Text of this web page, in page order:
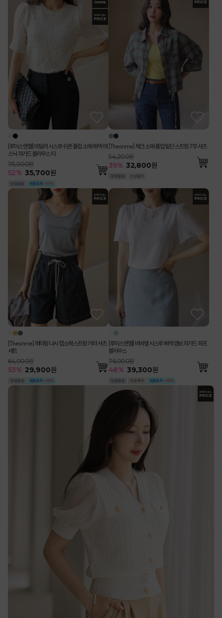
[루이스엔젤] 테일러 시스루 쉬폰 튤립 소매 배색 에
스닉 쟈가드 블라우스 티
75,000원
52% 35,700원
[Theonme] 체크 소매 롤업 밑단 스트링 7부 셔츠
54,200원
39% 32,800원
[Theonme] 레터링 나시 캡소매 스트링 카라 셔츠
세트
64,000원
53% 29,900원
[루이스엔젤] 비바엘 시스루 배색 엠보 자가드 퍼프
블라우스
76,000원
48% 39,300원